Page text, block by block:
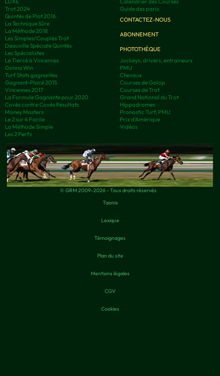
Trot 2024
Quintés de Plat 2016
La Technique Sûre
La Méthode 2018
Les Simples/Couplés Trot
Deauville Spéciale Quintés
Les Spécialistes
Le Tiercé à Vincennes
Gonna Win
Turf Stats gagnantes
Gagnant-Placé 2015
Vincennes 2017
La Formule Gagnante pour 2020
Covès contre Covès Résultats
Money Masters
Le 2 sur 4 Facile
La Méthode Simple
Les 2 Perfs
Guide des paris
CONTACTEZ-NOUS
ABONNEMENT
PHOTOTHÈQUE
Jockeys, drivers, entraineurs
PMU
Chevaux
Courses de Galop
Courses de Trot
Grand National du Trot
Hippodromes
Pronostic Turf, PMU
Prix d’Amérique
Vidéos
© GRM 2009-2026 - Tous droits réservés
Taonix
Lexique
Témoignages
Plan du site
Mentions légales
CGV
Cookies